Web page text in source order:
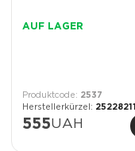
AUF LAGER
2537
25228211
555UAH